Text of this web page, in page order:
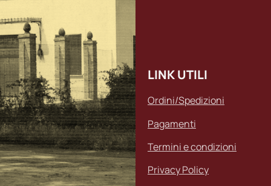
LINK UTILI
Ordini/Spedizioni
Pagamenti
Termini e condizioni
Privacy Policy